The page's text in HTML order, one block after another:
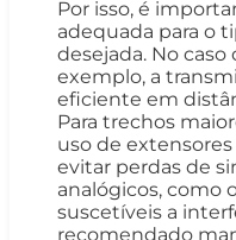
Por isso, é
adequada para o
desejada. No caso
exemplo, a
eficiente em
Para trechos
uso de extensores
evitar perdas de
analógicos, como
suscetíveis a
recomendado